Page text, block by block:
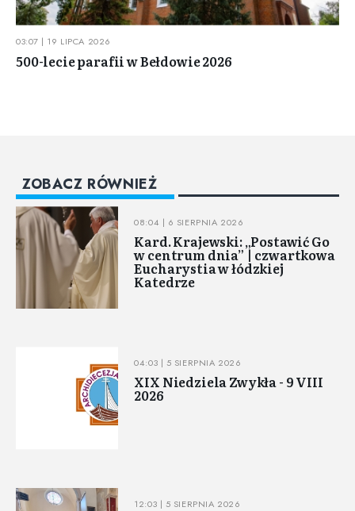
03:07 | 19 LIPCA 2026
500-lecie parafii w Bełdowie 2026
ZOBACZ RÓWNIEŻ
08:04 | 6 SIERPNIA 2026
Kard. Krajewski: „Postawić Go
w centrum dnia” | czwartkowa
Eucharystia w łódzkiej
Katedrze
04:03 | 5 SIERPNIA 2026
XIX Niedziela Zwykła - 9 VIII
2026
12:03 | 5 SIERPNIA 2026